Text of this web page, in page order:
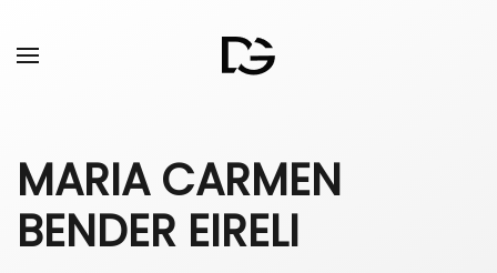
MARIA CARMEN
BENDER EIRELI